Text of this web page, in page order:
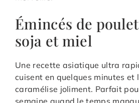
Émincés de
soja et miel
Une recette asiatique ultra
cuisent en quelques minutes et
caramélise joliment. Parfait
semaine quand le temps